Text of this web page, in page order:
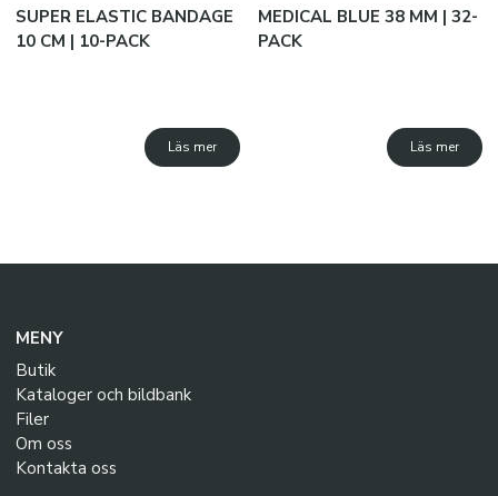
SUPER ELASTIC BANDAGE
10 CM | 10-PACK
Läs mer
MEDICAL BLUE 38 MM | 32-
PACK
Läs mer
MENY
Butik
Kataloger och bildbank
Filer
Om oss
Kontakta oss